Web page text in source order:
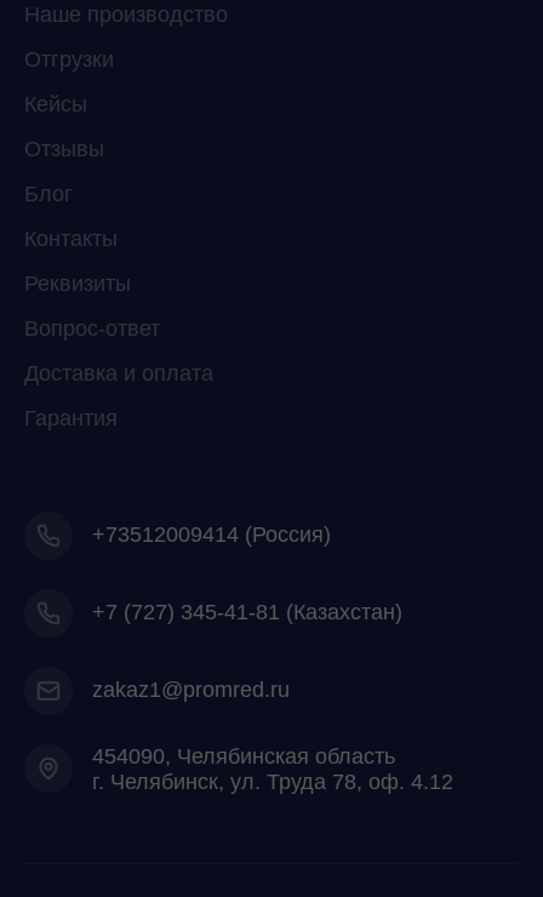
Наше производство
Отгрузки
Кейсы
Отзывы
Блог
Контакты
Реквизиты
Вопрос-ответ
Доставка и оплата
Гарантия
+73512009414 (Россия)
+7 (727) 345-41-81 (Казахстан)
zakaz1@promred.ru
454090, Челябинская область
г. Челябинск, ул. Труда 78, оф. 4.12
Мессенджеры
Свяжитесь с нами через любой удобный
Telegram